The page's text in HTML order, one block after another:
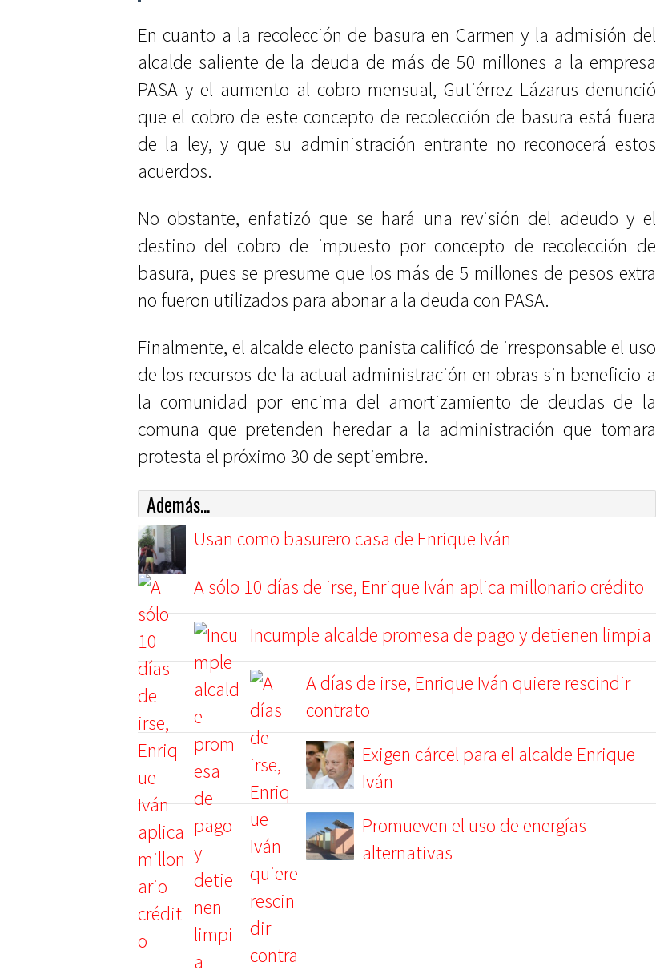
En cuanto a la recolección de basura en Carmen y la admisión del
alcalde saliente de la deuda de más de 50 millones a la empresa
PASA y el aumento al cobro mensual, Gutiérrez Lázarus denunció
que el cobro de este concepto de recolección de basura está fuera
de la ley, y que su administración entrante no reconocerá estos
acuerdos.
No obstante, enfatizó que se hará una revisión del adeudo y el
destino del cobro de impuesto por concepto de recolección de
basura, pues se presume que los más de 5 millones de pesos extra
no fueron utilizados para abonar a la deuda con PASA.
Finalmente, el alcalde electo panista calificó de irresponsable el uso
de los recursos de la actual administración en obras sin beneficio a
la comunidad por encima del amortizamiento de deudas de la
comuna que pretenden heredar a la administración que tomara
protesta el próximo 30 de septiembre.
Además...
Usan como basurero casa de Enrique Iván
A sólo 10 días de irse, Enrique Iván aplica millonario crédito
Incumple alcalde promesa de pago y detienen limpia
A días de irse, Enrique Iván quiere rescindir
contrato
Exigen cárcel para el alcalde Enrique
Iván
Promueven el uso de energías
alternativas